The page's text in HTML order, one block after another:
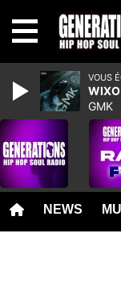
NEWS
VOUS
GMK